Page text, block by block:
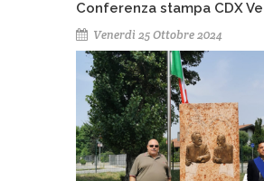
Conferenza stampa CDX
Venerdì 25 Ottobre 2024